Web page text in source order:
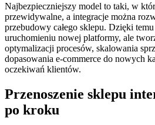
Najbezpieczniejszy model to taki, w
przewidywalne, a integracje można
przebudowy całego sklepu. Dzięki
uruchomieniu nowej platformy, ale
optymalizacji procesów, skalowania
dopasowania e-commerce do nowych
oczekiwań klientów.
Przenoszenie sklepu
po kroku